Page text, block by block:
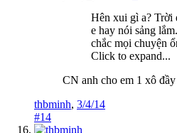
Hên xui gì a? Trời
e hay nói sảng
chắc mọi chuyện
Click to expand...
CN anh cho em 1 xô
thbminh, 3/4/14
#14